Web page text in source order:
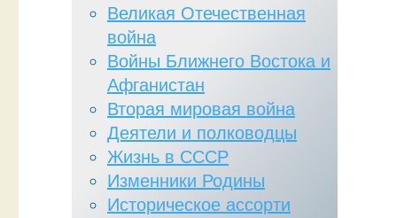
Великая Отечественная
война
Войны Ближнего Востока и
Афганистан
Вторая мировая война
Деятели и полководцы
Жизнь в СССР
Изменники Родины
Историческое ассорти